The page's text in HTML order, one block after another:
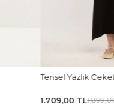
Tensel Jile Elbise
1.979,00 TL2.199,00